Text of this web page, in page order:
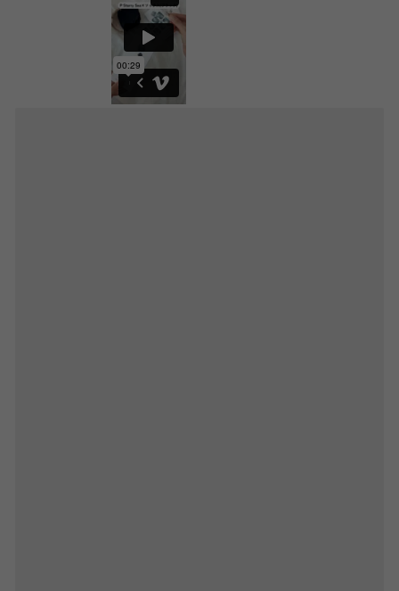
パーツソックスは指の間や甲部分の靴ずれを対策できるのがうれ
足裏はクッションになっているため衝撃を吸収し、足の負担を軽